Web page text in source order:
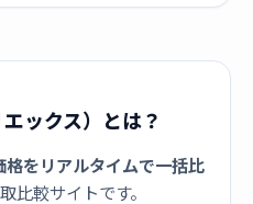
エックス）とは？
格をリアルタイムで一括比
比較サイトです。